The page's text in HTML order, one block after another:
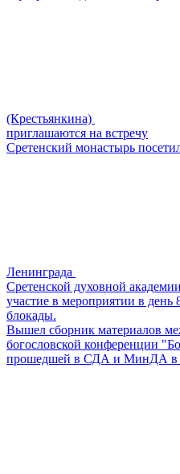
(Крестьянкина)
приглашаются на встречу
Сретенский монастырь
Ленинграда
Сретенской духовной
участие в мероприятии в
блокады.
Вышел сборник материалов
богословской конференции
прошедшей в СДА и МинДА в